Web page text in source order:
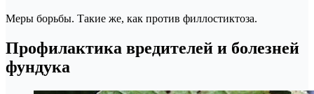
Меры борьбы. Такие же, как против филлостиктоза.
Профилактика вредителей и болезней
фундука